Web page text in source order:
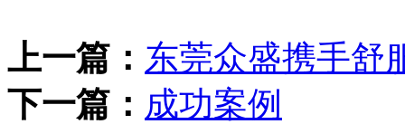
上一篇： 东莞众盛携手舒
下一篇： 成功案例